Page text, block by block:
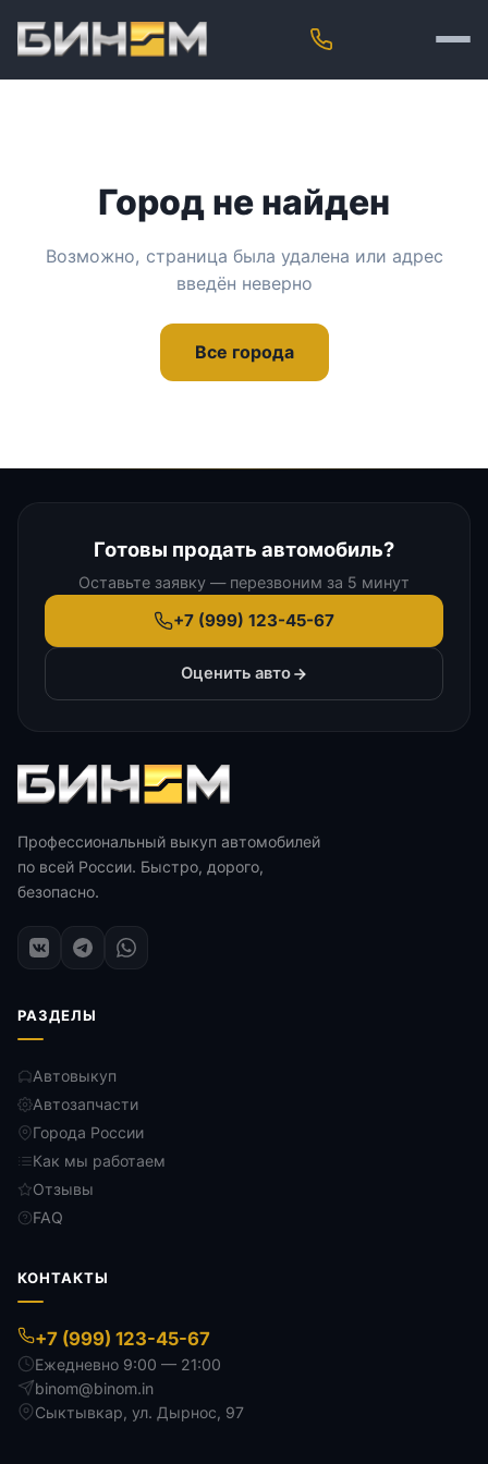
Город не найден
Возможно, страница была удалена или адрес
введён неверно
Все города
Готовы продать автомобиль?
Оставьте заявку — перезвоним за 5 минут
+7 (999) 123-45-67
Оценить авто
Профессиональный выкуп автомобилей
по всей России. Быстро, дорого,
безопасно.
РАЗДЕЛЫ
Автовыкуп
Автозапчасти
Города России
Как мы работаем
Отзывы
FAQ
КОНТАКТЫ
+7 (999) 123-45-67
Ежедневно 9:00 — 21:00
binom@binom.in
Сыктывкар, ул. Дырнос, 97